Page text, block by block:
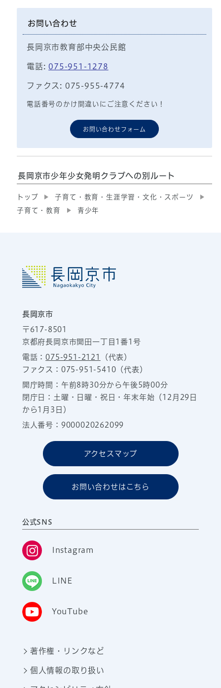
お問い合わせ
長岡京市教育部中央公民館
電話: 075-951-1278
ファクス: 075-955-4774
電話番号のかけ間違いにご注意ください！
お問い合わせフォーム
長岡京市少年少女発明クラブへの別ルート
トップ
子育て・教育・生涯学習・文化・スポーツ
子育て・教育
青少年
長岡京市
〒617-8501
京都府長岡京市開田一丁目1番1号
電話：075-951-2121
（代表）
ファクス：075-951-5410（代表）
開庁時間：午前8時30分から午後5時00分
閉庁日：土曜・日曜・祝日・年末年始（12月29日
から1月3日）
法人番号：9000020262099
アクセスマップ
お問い合わせはこちら
公式SNS
Instagram
LINE
YouTube
著作権・リンクなど
個人情報の取り扱い